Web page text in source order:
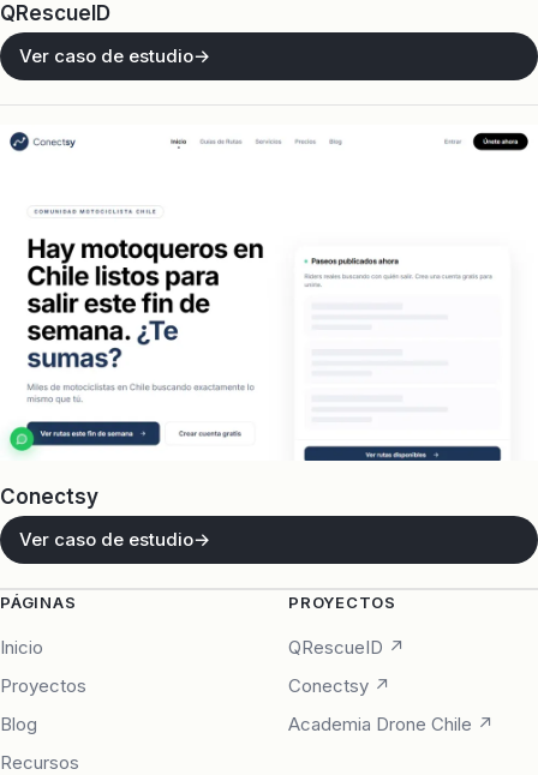
QRescueID
Ver caso de estudio
Conectsy
Ver caso de estudio
PÁGINAS
Inicio
Proyectos
Blog
Recursos
PROYECTOS
QRescueID ↗
Conectsy ↗
Academia Drone Chile ↗